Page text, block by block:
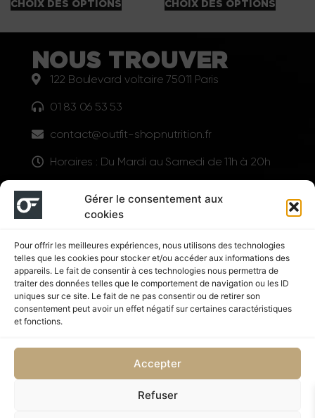
Gérer le consentement aux
cookies
Pour offrir les meilleures expériences, nous utilisons des technologies
telles que les cookies pour stocker et/ou accéder aux informations des
appareils. Le fait de consentir à ces technologies nous permettra de
traiter des données telles que le comportement de navigation ou les ID
uniques sur ce site. Le fait de ne pas consentir ou de retirer son
consentement peut avoir un effet négatif sur certaines caractéristiques
et fonctions.
Accepter
Refuser
CHOIX DES OPTIONS CHOIX DES OPTIONS
NOUS TROUVER
122 Boulevard voltaire 75011 Paris
01 83 06 53 53
contact@outfit-shopnutrition.fr
Horaires : Du Mardi au Samedi de 11h à 20h
LIENS UTILES
Suivez nous